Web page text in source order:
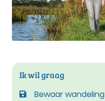
Ik wil graag
Bewaar wandeling